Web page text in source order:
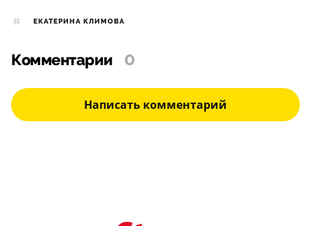
ЕКАТЕРИНА КЛИМОВА
Комментарии 0
Написать комментарий